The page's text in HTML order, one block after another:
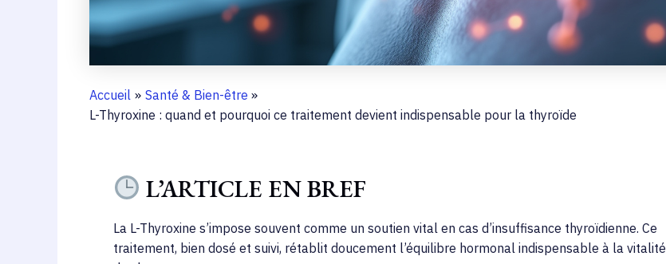
Accueil
Santé & Bien-être
L-Thyroxine : quand et pourquoi ce traitement devient indispensable pour la thyroïde
L’ARTICLE EN BREF
La L-Thyroxine s’impose souvent comme un soutien vital en cas d’insuffisance thyroïdienne. Ce
traitement, bien dosé et suivi, rétablit doucement l’équilibre hormonal indispensable à la vitalité